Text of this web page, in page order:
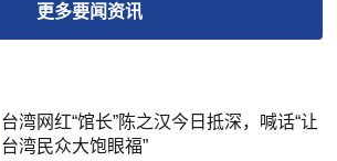
更多要闻资讯
台湾网红“馆长”陈之汉今日抵深，喊话“让
台湾民众大饱眼福”